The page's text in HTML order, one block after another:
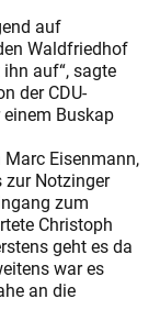
auf
Waldfriedhof
auf“, sagte
der CDU-
Buskap
Eisenmann,
Notzinger
zum
Christoph
geht es da
war es
an die